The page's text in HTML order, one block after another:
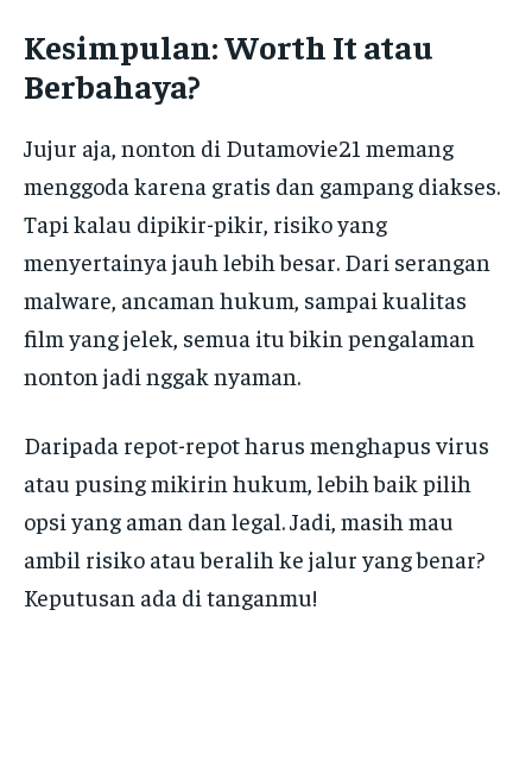
Kesimpulan: Worth It atau
Berbahaya?
Jujur aja, nonton di Dutamovie21 memang
menggoda karena gratis dan gampang diakses.
Tapi kalau dipikir-pikir, risiko yang
menyertainya jauh lebih besar. Dari serangan
malware, ancaman hukum, sampai kualitas
film yang jelek, semua itu bikin pengalaman
nonton jadi nggak nyaman.
Daripada repot-repot harus menghapus virus
atau pusing mikirin hukum, lebih baik pilih
opsi yang aman dan legal. Jadi, masih mau
ambil risiko atau beralih ke jalur yang benar?
Keputusan ada di tanganmu!